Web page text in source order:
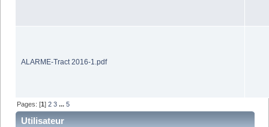
ALARME-Tract 2016-1.pdf
Pages: [1]2 3 ...5
Utilisateur